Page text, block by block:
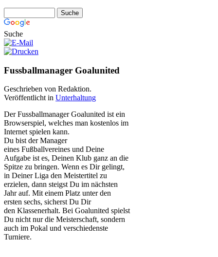
Suche
Fussballmanager Goalunited
Geschrieben von Redaktion.
Veröffentlicht in Unterhaltung
DerFussballmanager Goalunited ist ein
Browserspiel, welches man kostenlos im
Internet spielen kann.
Du bist der Manager
eines Fußballvereines und Deine
Aufgabe ist es, Deinen Klub ganz an die
Spitze zu bringen. Wenn es Dir gelingt,
in Deiner Liga den Meistertitel zu
erzielen, dann steigst Du im nächsten
Jahr auf. Mit einem Platz unter den
ersten sechs, sicherst Du Dir
den Klassenerhalt. Bei Goalunited spielst
Du nicht nur die Meisterschaft, sondern
auch im Pokal und verschiedenste
Turniere.